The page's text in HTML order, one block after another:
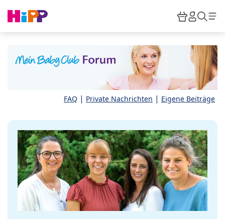
HiPP
FAQ | Private Nachrichten | Eigene Beiträge